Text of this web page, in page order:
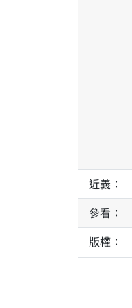
近義：
參看：
版權：